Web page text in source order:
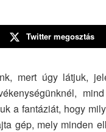
Twitter megosztás
mert úgy látjuk,
a fantáziát, hogy
gép, mely minden